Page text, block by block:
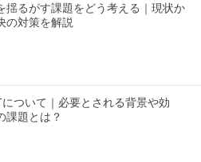
揺るがす課題をどう考える｜現状か
の対策を解説
について｜必要とされる背景や効
課題とは？